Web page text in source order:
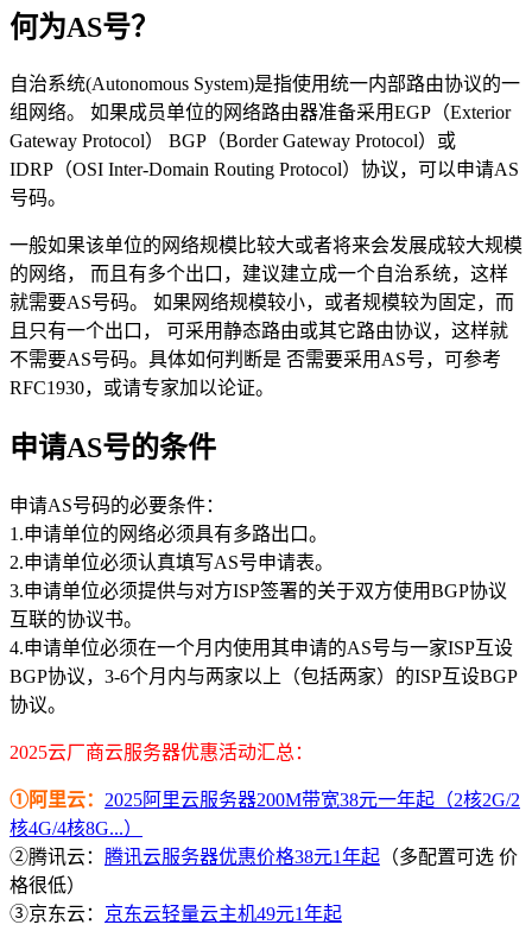
何为AS号？
自治系统(Autonomous System)是指使用统一内部路由协议的一
组网络。 如果成员单位的网络路由器准备采用EGP（Exterior
Gateway Protocol） BGP（Border Gateway Protocol）或
IDRP（OSI Inter-Domain Routing Protocol）协议，可以申请AS
号码。
一般如果该单位的网络规模比较大或者将来会发展成较大规模
的网络， 而且有多个出口，建议建立成一个自治系统，这样
就需要AS号码。 如果网络规模较小，或者规模较为固定，而
且只有一个出口， 可采用静态路由或其它路由协议，这样就
不需要AS号码。具体如何判断是 否需要采用AS号，可参考
RFC1930，或请专家加以论证。
申请AS号的条件
申请AS号码的必要条件：
1.申请单位的网络必须具有多路出口。
2.申请单位必须认真填写AS号申请表。
3.申请单位必须提供与对方ISP签署的关于双方使用BGP协议
互联的协议书。
4.申请单位必须在一个月内使用其申请的AS号与一家ISP互设
BGP协议，3-6个月内与两家以上（包括两家）的ISP互设BGP
协议。
2025云厂商云服务器优惠活动汇总：
①阿里云： 2025阿里云服务器200M带宽38元一年起（2核2G/2
核4G/4核8G...）
②腾讯云： 腾讯云服务器优惠价格38元1年起 （多配置可选 价
格很低）
③京东云： 京东云轻量云主机49元1年起